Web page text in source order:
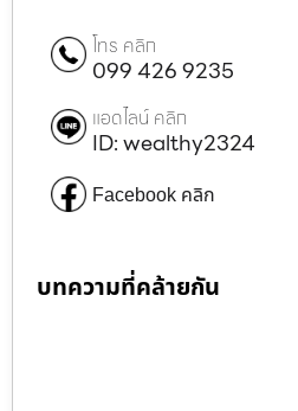
โทร คลิก
099 426 9235
แอดไลน์ คลิก
ID: wealthy2324
Facebook คลิก
บทความที่คล้ายกัน